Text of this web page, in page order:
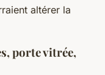
altérer la
porte vitrée,